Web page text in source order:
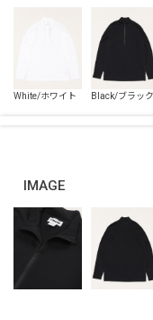
IMAGE